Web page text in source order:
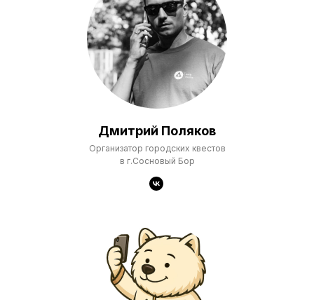
Дмитрий Поляков
Организатор городских квестов
в г.Сосновый Бор